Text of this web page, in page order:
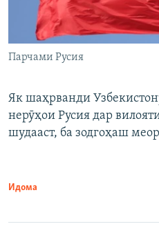
Парчами Русия
Як шаҳрванди
нерӯҳои Русия дар
шудааст, ба зодгоҳаш
Идома